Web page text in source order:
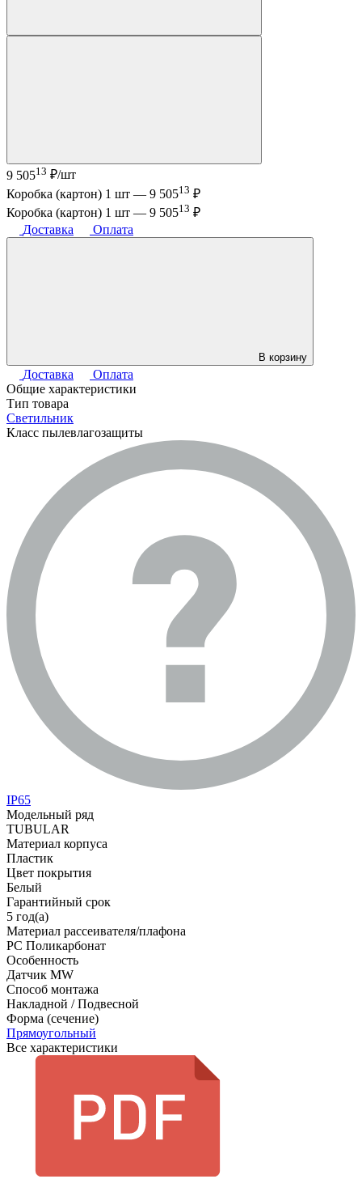
9 50513 ₽/шт
Коробка (картон) 1 шт — 9 50513 ₽
Коробка (картон) 1 шт — 9 50513 ₽
Доставка
Оплата
В корзину
Доставка
Оплата
Общие характеристики
Тип товара
Светильник
Класс пылевлагозащиты
IP65
Модельный ряд
TUBULAR
Материал корпуса
Пластик
Цвет покрытия
Белый
Гарантийный срок
5 год(а)
Материал рассеивателя/плафона
PC Поликарбонат
Особенность
Датчик MW
Способ монтажа
Накладной / Подвесной
Форма (сечение)
Прямоугольный
Все характеристики